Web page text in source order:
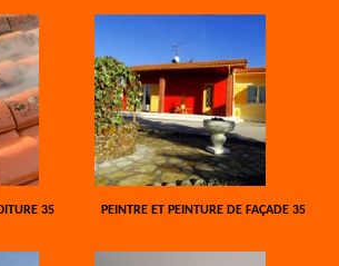
35 PEINTRE ET PEINTURE DE FAÇADE 35